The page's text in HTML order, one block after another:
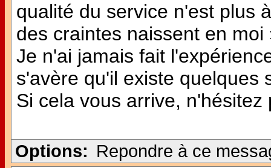
qualité du service n'est plus
des craintes naissent en moi
Je n'ai jamais fait
s'avère qu'il existe quelques
Si cela vous arrive, n'hésitez
Options: Repondre à ce